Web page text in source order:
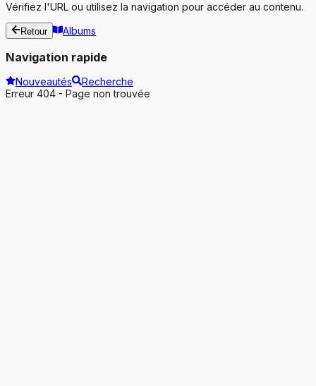
Vérifiez l'URL ou utilisez la navigation pour accéder au contenu.
Retour Albums
Navigation rapide
Nouveautés
Recherche
Erreur 404 - Page non trouvée